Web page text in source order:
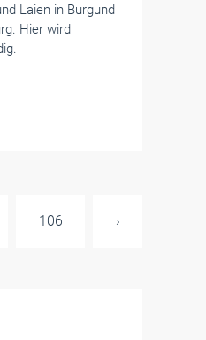
Laien in Burgund
Hier wird
106 ›